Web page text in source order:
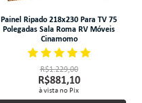
Painel Ripado 218x230 Para TV 75
Polegadas Sala Roma RV Móveis
Cinamomo
R$1.229,00
R$881,10
à vista no Pix